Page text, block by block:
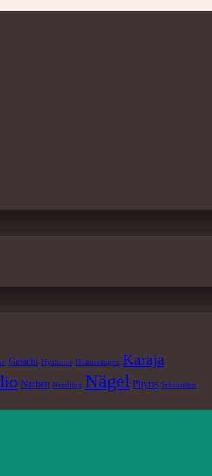
Gesicht Hyaluron Hühneraugen Karaja
Narben Needling Nägel Phyris Schrunden